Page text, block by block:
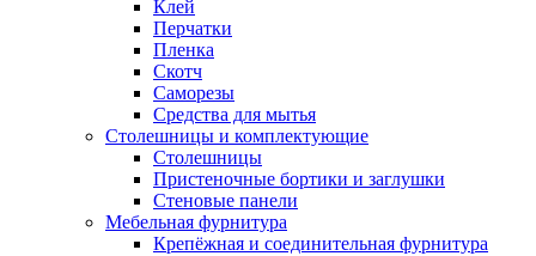
Клей
Перчатки
Пленка
Скотч
Саморезы
Средства для мытья
Столешницы и комплектующие
Столешницы
Пристеночные бортики и заглушки
Стеновые панели
Мебельная фурнитура
Крепёжная и соединительная фурнитура